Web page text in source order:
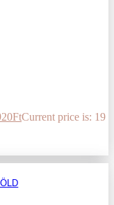
FtCurrent price is: 19